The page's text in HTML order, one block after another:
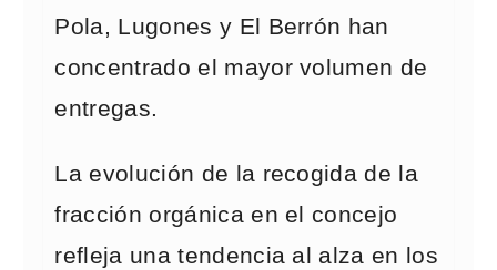
Pola, Lugones y El Berrón han
concentrado el mayor volumen de
entregas.
La evolución de la recogida de la
fracción orgánica en el concejo
refleja una tendencia al alza en los